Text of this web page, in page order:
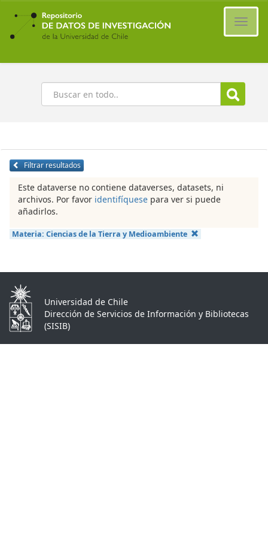
Ir
contenido
principal
Buscar
Filtrar resultados
Este dataverse no contiene dataverses, datasets, ni
archivos. Por favor identifíquese para ver si puede
añadirlos.
Materia: Ciencias de la Tierra y Medioambiente
Universidad de Chile
Dirección de Servicios de Información y Bibliotecas
(SISIB)